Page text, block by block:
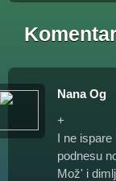
Nana Og
+
I ne
podnesu
Mož' i